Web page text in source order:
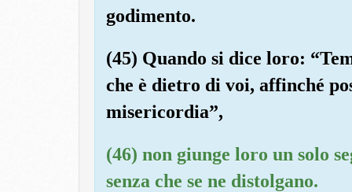
godimento.
(45) Quando si dice loro:
che è dietro di voi, affinché
misericordia”,
(46) non giunge loro un solo
senza che se ne distolgano.